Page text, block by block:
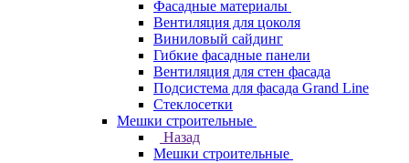
Фасадные материалы
Вентиляция для цоколя
Виниловый сайдинг
Гибкие фасадные панели
Вентиляция для стен фасада
Подсистема для фасада Grand Line
Стеклосетки
Мешки строительные
Назад
Мешки строительные